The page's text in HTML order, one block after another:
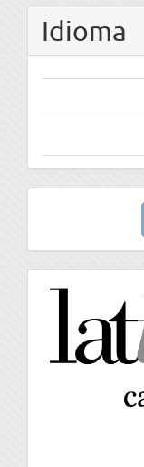
Idioma
artículo
latindex